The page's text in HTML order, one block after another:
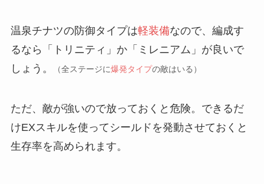
温泉チナツの防御タイプは軽装備なので、編成す
るなら「トリニティ」か「ミレニアム」が良いで
しょう。
（全ステージに爆発タイプの敵はいる）
ただ、敵が強いので放っておくと危険。できるだ
けEXスキルを使ってシールドを発動させておくと
生存率を高められます。